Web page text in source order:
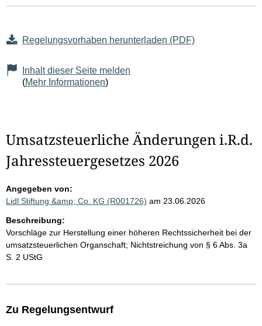
Regelungsvorhaben herunterladen (PDF)
Inhalt dieser Seite melden
(Mehr Informationen)
Umsatzsteuerliche Änderungen i.R.d.
Jahressteuergesetzes 2026
Angegeben von:
Lidl Stiftung &amp; Co. KG (R001726) am 23.06.2026
Beschreibung:
Vorschläge zur Herstellung einer höheren Rechtssicherheit bei der
umsatzsteuerlichen Organschaft; Nichtstreichung von § 6 Abs. 3a
S. 2 UStG
Zu Regelungsentwurf